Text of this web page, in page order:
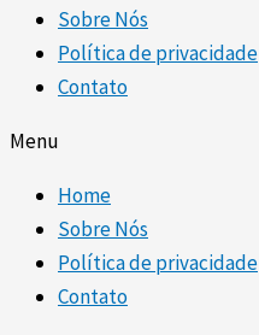
Sobre Nós
Política de privacidade
Contato
Menu
Home
Sobre Nós
Política de privacidade
Contato